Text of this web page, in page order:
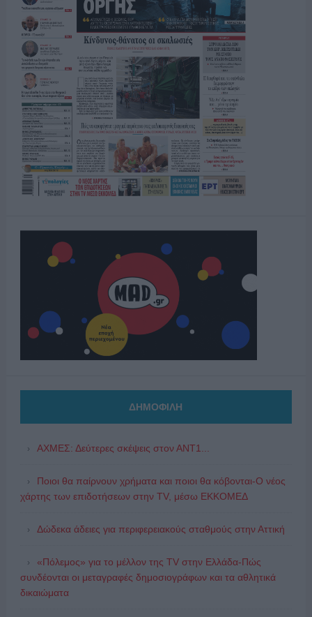
ΔΗΜΟΦΙΛΗ
ΑΧΜΕΣ: Δεύτερες σκέψεις στον ΑΝΤ1...
Ποιοι θα παίρνουν χρήματα και ποιοι θα κόβονται-Ο νέος
χάρτης των επιδοτήσεων στην TV, μέσω ΕΚΚΟΜΕΔ
Δώδεκα άδειες για περιφερειακούς σταθμούς στην Αττική
«Πόλεμος» για το μέλλον της TV στην Ελλάδα-Πώς
συνδέονται οι μεταγραφές δημοσιογράφων και τα αθλητικά
δικαιώματα